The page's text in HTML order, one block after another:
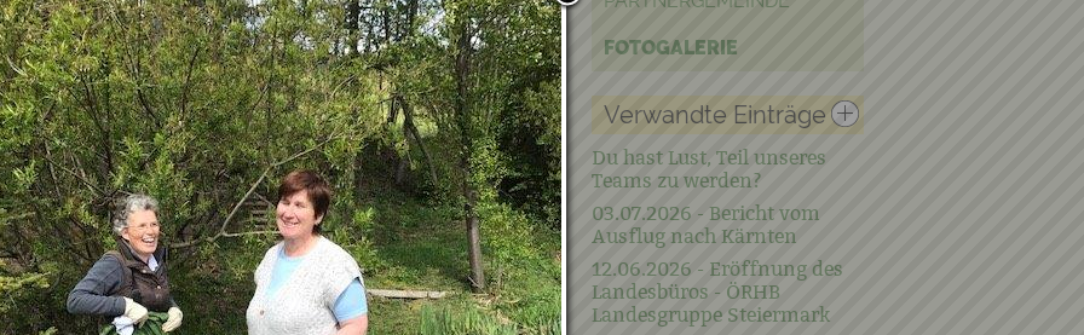
FOTOGALERIE
Verwandte Einträge
Du hast Lust, Teil unseres
Teams zu werden?
03.07.2026 - Bericht vom
Ausflug nach Kärnten
12.06.2026 - Eröffnung des
Landesbüros - ÖRHB
Landesgruppe Steiermark